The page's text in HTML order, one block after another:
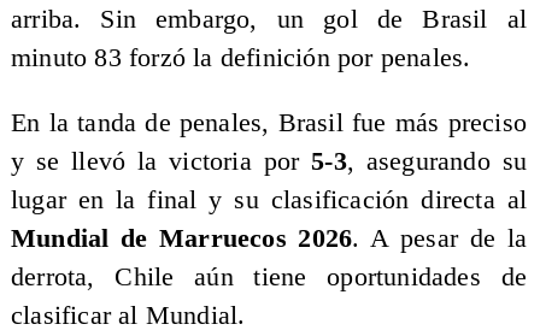
arriba. Sin embargo, un gol de Brasil al
minuto 83 forzó la definición por penales.
En la tanda de penales, Brasil fue más preciso
y se llevó la victoria por5-3, asegurando su
lugar en la final y su clasificación directa al
Mundial de Marruecos 2026. A pesar de la
derrota, Chile aún tiene oportunidades de
clasificar al Mundial.